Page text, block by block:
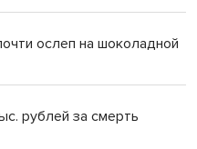
ослеп на шоколадной
рублей за смерть